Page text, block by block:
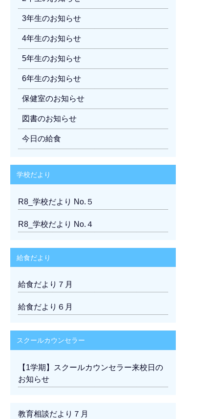
3年生のお知らせ
4年生のお知らせ
5年生のお知らせ
6年生のお知らせ
保健室のお知らせ
図書のお知らせ
今日の給食
学校だより
R8_学校だより No.５
R8_学校だより No.４
給食だより
給食だより７月
給食だより６月
スクールカウンセラー
【1学期】スクールカウンセラー来校日の
お知らせ
教育相談だより７月